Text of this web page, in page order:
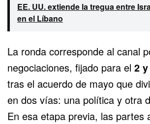
EE. UU. extiende la tregua entre
en el Líbano
La ronda corresponde al canal
negociaciones, fijado para el 2
tras el acuerdo de mayo que
en dos vías: una política y otra
En esa etapa previa, las partes